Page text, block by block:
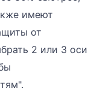
имеют
от
2 или 3 оси